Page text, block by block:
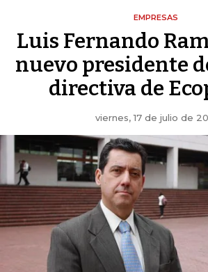
EMPRESAS
Luis Fernando
nuevo presidente
directiva de
viernes, 17 de julio de